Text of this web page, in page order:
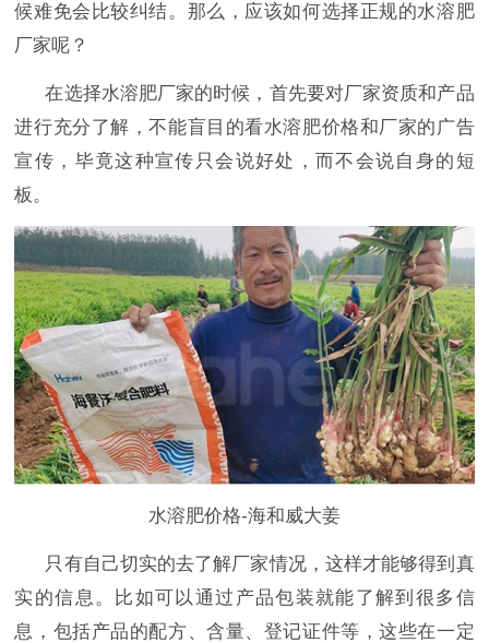
候难免会比较纠结。那么，应该如何选择正规的水溶肥
厂家呢？
在选择水溶肥厂家的时候，首先要对厂家资质和产品
进行充分了解，不能盲目的看水溶肥价格和厂家的广告
宣传，毕竟这种宣传只会说好处，而不会说自身的短
板。
水溶肥价格-海和威大姜
只有自己切实的去了解厂家情况，这样才能够得到真
实的信息。比如可以通过产品包装就能了解到很多信
息，包括产品的配方、含量、登记证件等，这些在一定